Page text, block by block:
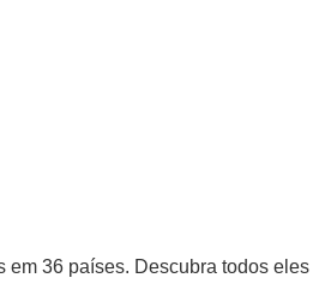
em 36 países. Descubra todos eles